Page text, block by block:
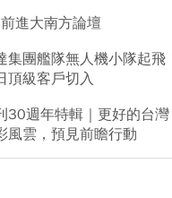
進大南方論壇
集團艦隊無人機小隊起飛
頂級客戶切入
30週年特輯｜更好的台灣
風雲，預見前瞻行動